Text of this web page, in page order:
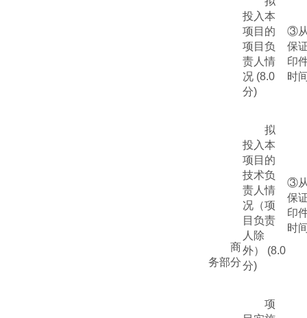
商
务部分
投入本
项目的
项目负
责人情
况 (8.0
分)
③
保
印
时
拟
投入本
项目的
技术负
责人情
况（项
目负责
人除
外）
(8.0
分)
③
保
印
时
项